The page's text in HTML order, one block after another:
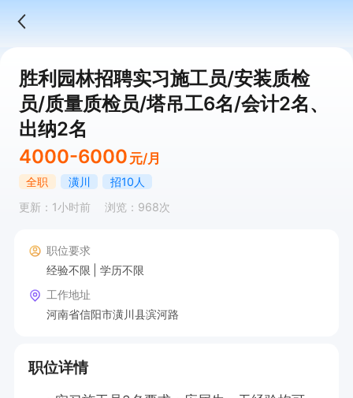
胜利园林招聘实习施工员/安装质检
员/质量质检员/塔吊工6名/会计2名、
出纳2名
4000-6000 元/月
全职 潢川
招10人
更新：1小时前
浏览：968次
职位要求
经验不限
学历不限
工作地址
河南省信阳市潢川县滨河路
职位详情